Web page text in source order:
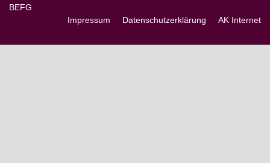
BEFG
Impressum
Datenschutzerklärung AK Internet